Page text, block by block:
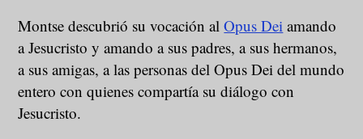
Montse descubrió su vocación alOpus Dei amando
a Jesucristo y amando a sus padres, a sus hermanos,
a sus amigas, a las personas del Opus Dei del mundo
entero con quienes compartía su diálogo con
Jesucristo.